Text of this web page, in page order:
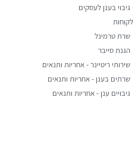
גיבוי בענן לעסקים
לקוחות
שרת טרמינל
הגנת סייבר
שירותי ריטיינר - אחריות ותנאים
שרתים בענן - אחריות ותנאים
גיבויים ענן - אחריות ותנאים